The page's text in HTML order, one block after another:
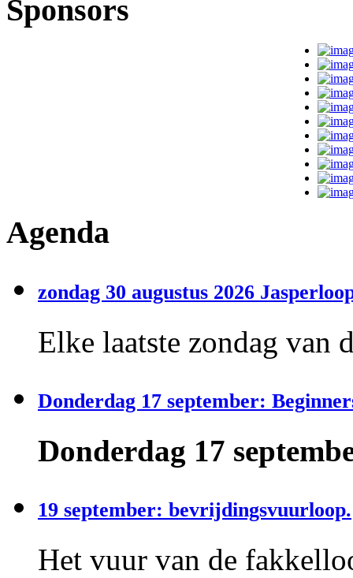
Sponsors
Agenda
zondag 30 augustus 2026
Elke laatste zondag van
Donderdag 17 september:
Donderdag 17
19 september: bevrijdingsvuurloop.
Het vuur van de